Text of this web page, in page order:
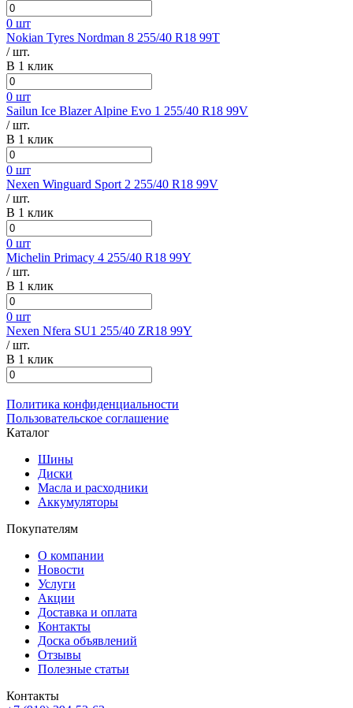
0 шт
Nokian Tyres Nordman 8 255/40 R18 99T
/ шт.
В 1 клик
0 шт
Sailun Ice Blazer Alpine Evo 1 255/40 R18 99V
/ шт.
В 1 клик
0 шт
Nexen Winguard Sport 2 255/40 R18 99V
/ шт.
В 1 клик
0 шт
Michelin Primacy 4 255/40 R18 99Y
/ шт.
В 1 клик
0 шт
Nexen Nfera SU1 255/40 ZR18 99Y
/ шт.
В 1 клик
Политика конфиденциальности
Пользовательское соглашение
Каталог
Шины
Диски
Масла и расходники
Аккумуляторы
Покупателям
О компании
Новости
Услуги
Акции
Доставка и оплата
Контакты
Доска объявлений
Отзывы
Полезные статьи
Контакты